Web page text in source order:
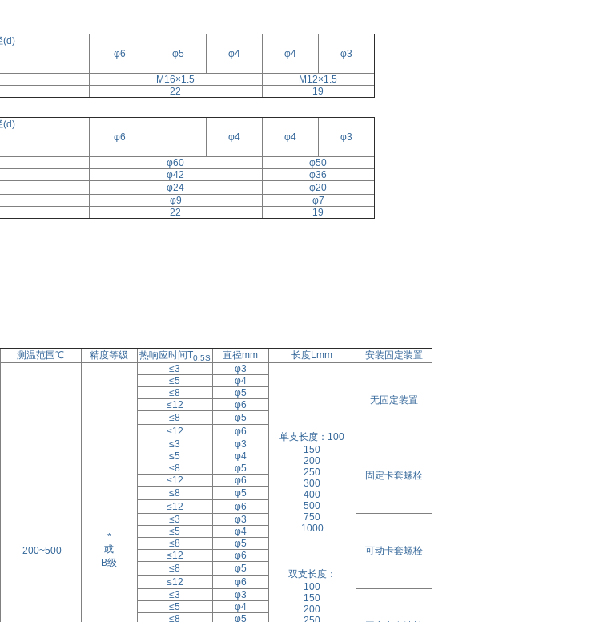
(d)
φ6 φ5 φ4 φ4 φ3
M16×1.5
M12×1.5
22 19
(d)
φ6 φ4 φ4 φ3
φ60
φ50
φ42
φ36
φ24
φ20
φ9
φ7
22 19
测温范围℃ 精度等级 热响应时间T0.5S 直径mm 长度Lmm
安装固定装置
-200~500
*
或
B级
≤3 φ3
单支长度：100
150
200
250
300
400
500
750
1000
双支长度：
100
150
200
无固定装置
≤5
φ4
≤8
φ5
≤12
φ6
≤8
φ5
≤12
φ6
≤3 φ3
固定卡套螺栓
≤5
φ4
≤8
φ5
≤12
φ6
≤8
φ5
≤12
φ6
≤3 φ3
可动卡套螺栓
≤5
φ4
≤8
φ5
≤12
φ6
≤8
φ5
≤12
φ6
≤3 φ3
≤5
φ4
≤8
φ5